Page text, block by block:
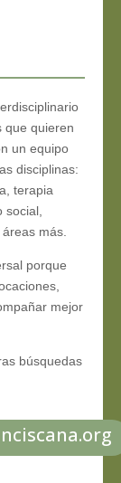
que quieren
un equipo
disciplinas:
terapia
más.
porque
mejor
búsquedas